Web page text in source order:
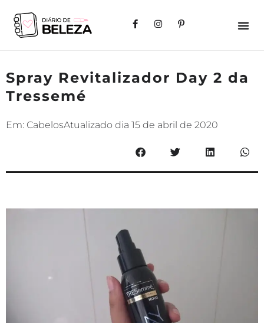
Spray Revitalizador Day 2 da
Tressemé
Em: CabelosAtualizado dia 15 de abril de 2020